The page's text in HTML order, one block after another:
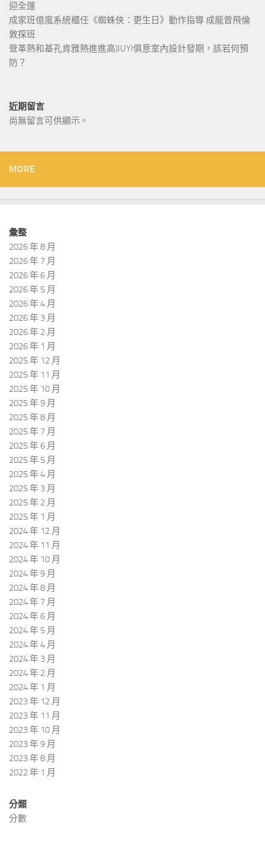
迎全運
成家班億嵐系統櫃任《蜘蛛俠：更生日》動作指導 成龍曾飛倫
敦探班
登革熱和基孔肯雅熱進進高JIUYI俱意室內設計發期，該若何預
防？
近期留言
尚無留言可供顯示。
MORE
彙整
2026 年 8 月
2026 年 7 月
2026 年 6 月
2026 年 5 月
2026 年 4 月
2026 年 3 月
2026 年 2 月
2026 年 1 月
2025 年 12 月
2025 年 11 月
2025 年 10 月
2025 年 9 月
2025 年 8 月
2025 年 7 月
2025 年 6 月
2025 年 5 月
2025 年 4 月
2025 年 3 月
2025 年 2 月
2025 年 1 月
2024 年 12 月
2024 年 11 月
2024 年 10 月
2024 年 9 月
2024 年 8 月
2024 年 7 月
2024 年 6 月
2024 年 5 月
2024 年 4 月
2024 年 3 月
2024 年 2 月
2024 年 1 月
2023 年 12 月
2023 年 11 月
2023 年 10 月
2023 年 9 月
2023 年 8 月
2022 年 1 月
分類
分數